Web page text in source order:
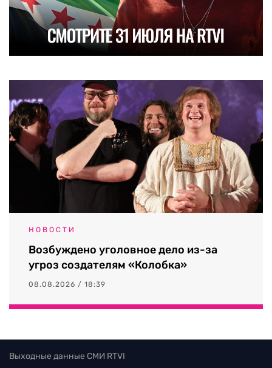
НОВОСТИ
Возбуждено уголовное дело из-за
угроз создателям «Колобка»
08.08.2026 / 18:39
Выходные данные СМИ RTVI